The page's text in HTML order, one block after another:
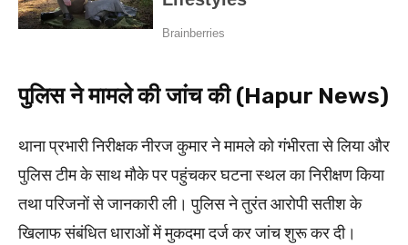
पुलिस ने मामले की जांच की (Hapur News)
थाना प्रभारी निरीक्षक नीरज कुमार ने मामले को गंभीरता से लिया और
पुलिस टीम के साथ मौके पर पहुंचकर घटना स्थल का निरीक्षण किया
तथा परिजनों से जानकारी ली। पुलिस ने तुरंत आरोपी सतीश के
खिलाफ संबंधित धाराओं में मुकदमा दर्ज कर जांच शुरू कर दी।